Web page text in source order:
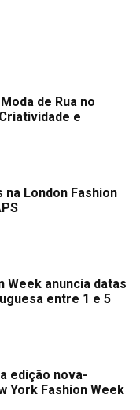
de Rua no
e
London Fashion
Week anuncia datas
entre 1 e 5
edição nova-
York Fashion Week